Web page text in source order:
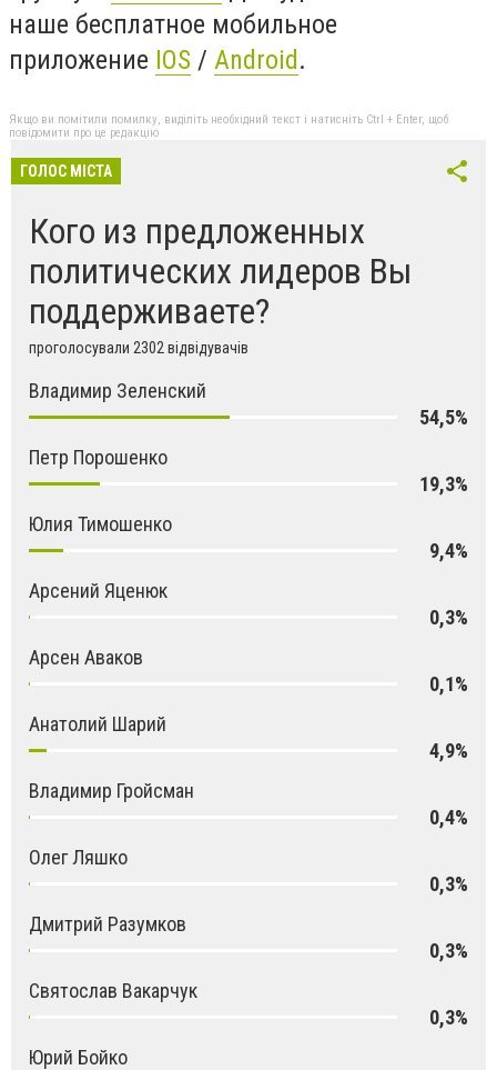
наше бесплатное мобильное
приложение IOS / Android.
Якщо ви помітили помилку, виділіть необхідний текст і натисніть Ctrl + Enter, щоб
повідомити про це редакцію
ГОЛОС МІСТА
Кого из предложенных
политических лидеров Вы
поддерживаете?
проголосували 2302 відвідувачів
Владимир Зеленский
54,5%
Петр Порошенко
19,3%
Юлия Тимошенко
9,4%
Арсений Яценюк
0,3%
Арсен Аваков
0,1%
Анатолий Шарий
4,9%
Владимир Гройсман
0,4%
Олег Ляшко
0,3%
Дмитрий Разумков
0,3%
Святослав Вакарчук
0,3%
Юрий Бойко